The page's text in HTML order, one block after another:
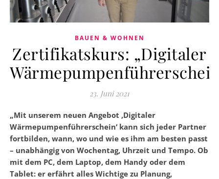
BAUEN & WOHNEN
Zertifikatskurs: „Digitaler
23. Juni 2021
„Mit unserem neuen Angebot ‚Digitaler
Wärmepumpenführerschein‘ kann sich jeder Partner
fortbilden, wann, wo und wie es ihm am besten passt
– unabhängig von Wochentag, Uhrzeit und Tempo. Ob
mit dem PC, dem Laptop, dem Handy oder dem
Tablet: er erfährt alles Wichtige zu Planung,